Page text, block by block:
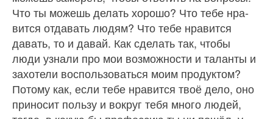
Что ты можешь делать хорошо? Что тебе нра­
вится отдавать людям? Что тебе нравится
давать, то и давай. Как сделать так, чтобы
люди узнали про мои возможности и таланты и
захотели вос­пользоваться моим продуктом?
Потому как, если тебе нравится твоё дело, оно
приносит пользу и вокруг тебя много людей,